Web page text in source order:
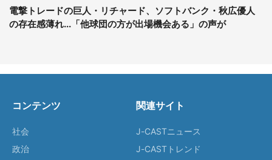
電撃トレードの巨人・リチャード、ソフトバンク・秋広優人
の存在感薄れ...「他球団の方が出場機会ある」の声が
コンテンツ
社会
政治
関連サイト
J-CASTニュース
J-CASTトレンド